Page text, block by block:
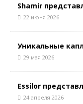
Shamir
22 июня 2026
Уникальные
29 мая 2026
Essilor
24 апреля 2026